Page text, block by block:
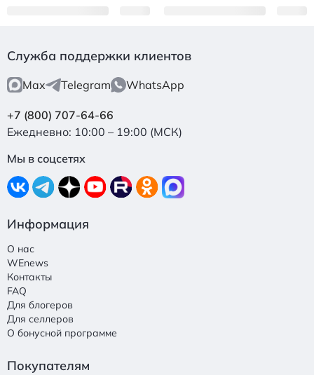
Служба поддержки клиентов
Max Telegram WhatsApp
+7 (800) 707-64-66
Ежедневно: 10:00 – 19:00 (МСК)
Мы в соцсетях
Информация
О нас
WEnews
Контакты
FAQ
Для блогеров
Для селлеров
О бонусной программе
Покупателям